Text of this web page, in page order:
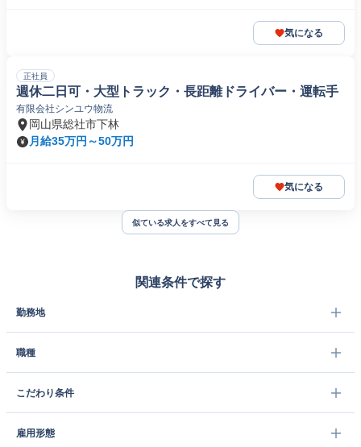
気になる
正社員
週休二日可・大型トラック・長距離ドライバー・運転手
有限会社シンユウ物流
岡山県総社市下林
月給35万円～50万円
気になる
似ている求人をすべて見る
関連条件で探す
勤務地
職種
こだわり条件
雇用形態